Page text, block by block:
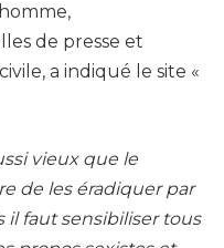
de presse et
a indiqué le site «
vieux que le
de les éradiquer par
faut sensibiliser tous